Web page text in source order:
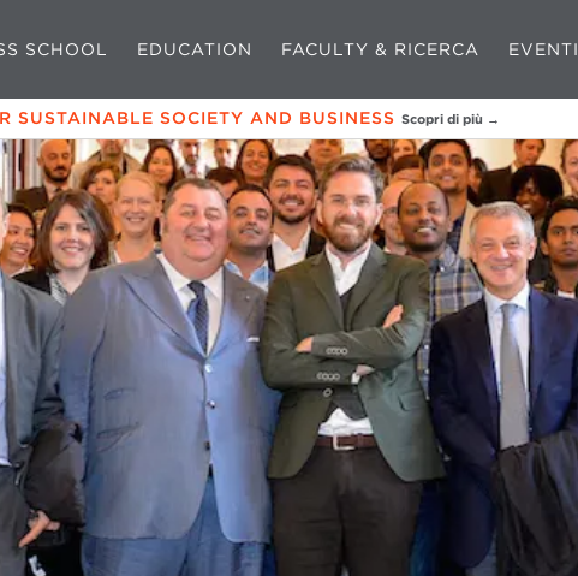
SCHOOL EDUCATION FACULTY & RICERCA EVENTI
SUSTAINABLE SOCIETY AND BUSINESS Scopri di più →